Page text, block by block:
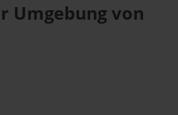
Umgebung von